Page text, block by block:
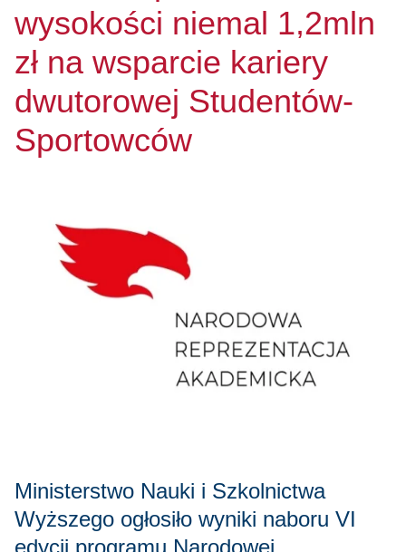
wysokości niemal 1,2mln
zł na wsparcie kariery
dwutorowej Studentów-
Sportowców
Ministerstwo Nauki i Szkolnictwa
Wyższego ogłosiło wyniki naboru VI